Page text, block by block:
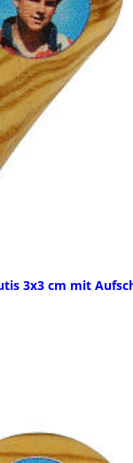
3x3 cm mit